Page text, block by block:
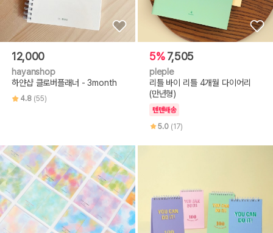
12,000
hayanshop
하얀샵 클로버플래너 - 3month
4.8 (55)
5% 7,505
pleple
리틀 바이 리틀 4개월 다이어리
(만년형)
텐텐배송
5.0 (17)